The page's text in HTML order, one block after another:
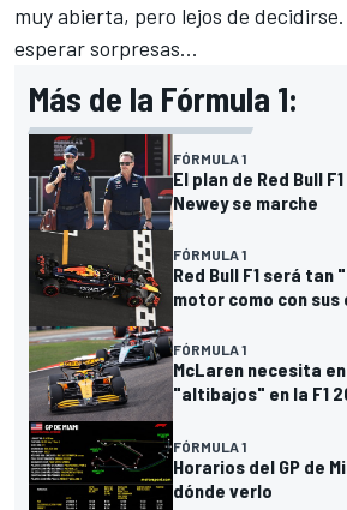
muy abierta, pero lejos de
esperar sorpresas...
Más de la Fórmula 1:
FÓRMULA 1
El plan de Red Bull
Newey se marche
FÓRMULA 1
Red Bull F1 será tan
motor como con
FÓRMULA 1
McLaren necesita
"altibajos" en la F1
FÓRMULA 1
Horarios del GP de
dónde verlo